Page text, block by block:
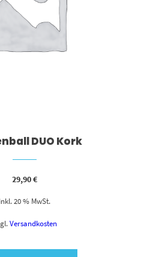
DUO Kork
29,90€
inkl. 20 % MwSt.
Versandkosten